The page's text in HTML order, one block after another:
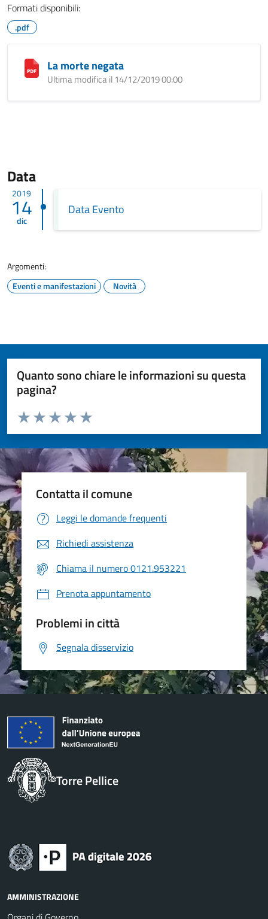
Formati disponibili:
.pdf
La morte negata
Ultima modifica il 14/12/2019 00:00
Data
2019
14
dic
Data Evento
Argomenti:
Eventi e manifestazioni
Novità
Quanto sono chiare le informazioni su questa
pagina?
Valuta da 1 a 5 stelle la pagina
Valuta 5 stelle su 5
Valuta 4 stelle su 5
Valuta 3 stelle su 5
Valuta 2 stelle su 5
Valuta 1 stelle su 5
Contatta il comune
Leggi le domande frequenti
Richiedi assistenza
Chiama il numero 0121.953221
Prenota appuntamento
Problemi in città
Segnala disservizio
Torre Pellice
AMMINISTRAZIONE